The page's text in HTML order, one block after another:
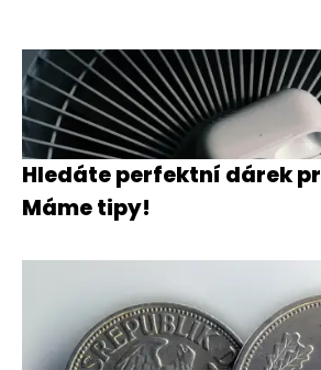
Hledáte perfektní dárek
Máme tipy!